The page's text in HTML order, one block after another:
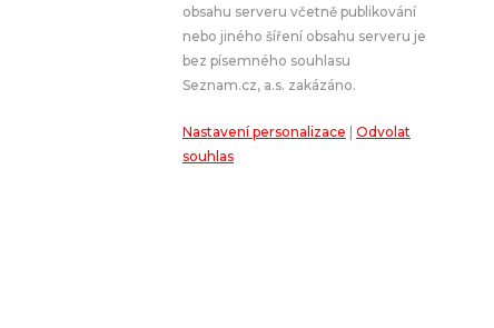
PROGRAM
JAK NALADIT
SOUTĚŽE
obsahu serveru včetně publikování
nebo jiného šíření obsahu serveru je
bez písemného souhlasu
Seznam.cz, a.s. zakázáno.
Nastavení personalizace
Odvolat
souhlas